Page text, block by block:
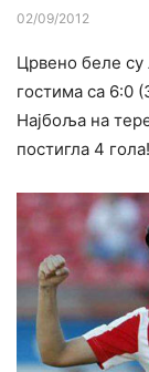
02/09/2012
Црвено беле су
гостима са 6:0
Најбоља на
постигла 4 гола!